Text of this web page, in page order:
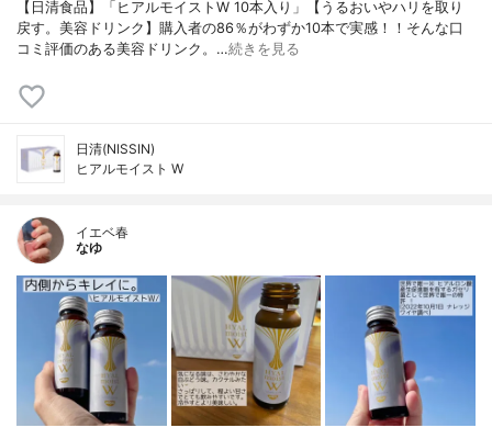
【日清食品】「ヒアルモイストW 10本入り」【うるおいやハリを取り
戻す。美容ドリンク】購入者の86％がわずか10本で実感！！そんな口
コミ評価のある美容ドリンク。…続きを見る
日清(NISSIN)
ヒアルモイスト W
イエベ春
なゆ